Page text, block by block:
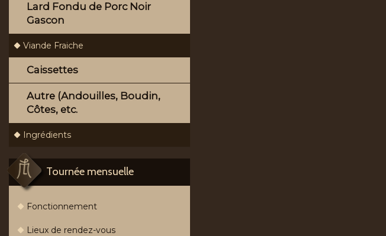
Lard Fondu de Porc Noir
Gascon
Viande Fraiche
Caissettes
Autre (Andouilles, Boudin,
Côtes, etc.
Ingrédients
Tournée mensuelle
Fonctionnement
Lieux de rendez-vous